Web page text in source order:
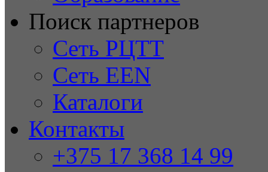
Поиск партнеров
Сеть РЦТТ
Сеть EEN
Каталоги
Контакты
+375 17 368 14 99